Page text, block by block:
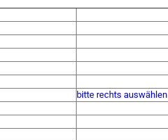
bitte rechts auswählen